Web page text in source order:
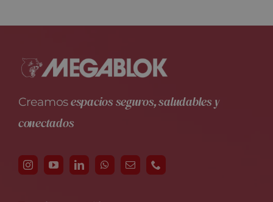
Creamosespacios seguros, saludables y
conectados